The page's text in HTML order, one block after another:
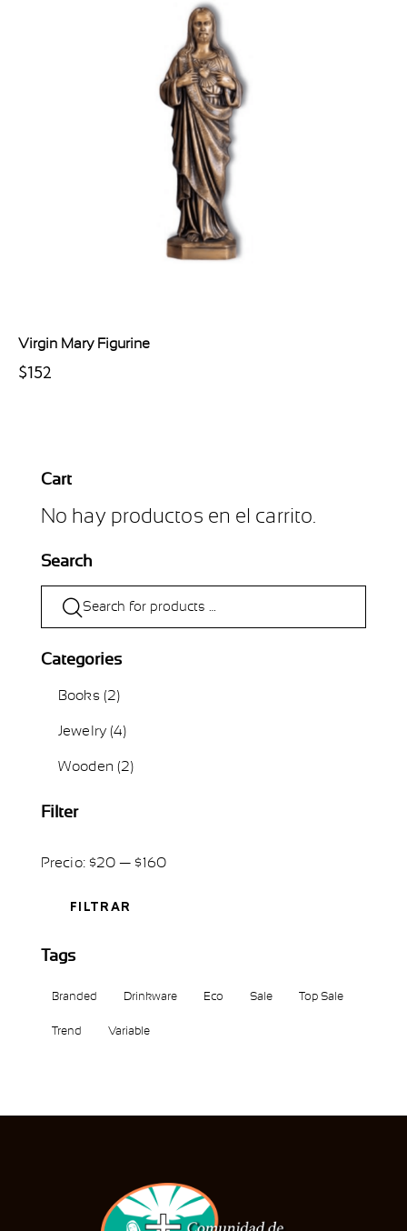
Virgin Mary Figurine
$152
Cart
No hay productos en el carrito.
Search
Categories
Books (2)
Jewelry (4)
Wooden (2)
Filter
FILTRAR
Precio: $20 — $160
Tags
Branded Drinkware Eco Sale Top Sale
Trend Variable